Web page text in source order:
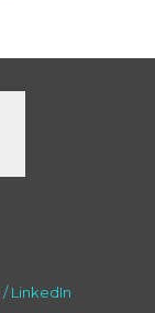
/LinkedIn